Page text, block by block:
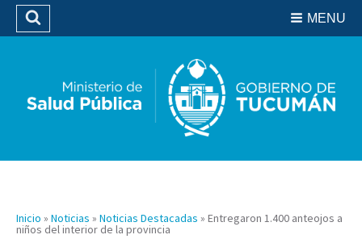
Biblioteca
MENU
Buscar
Inicio » Noticias » Noticias Destacadas » Entregaron 1.400 anteojos a
niños del interior de la provincia